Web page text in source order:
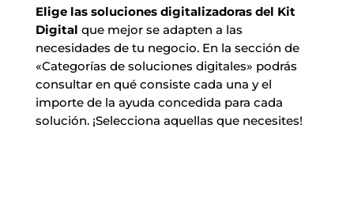
Elige las soluciones digitalizadoras del Kit
Digital que mejor se adapten a las
necesidades de tu negocio. En la sección de
«Categorías de soluciones digitales» podrás
consultar en qué consiste cada una y el
importe de la ayuda concedida para cada
solución. ¡Selecciona aquellas que necesites!